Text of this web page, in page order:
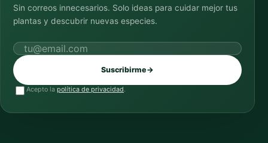
Sin correos innecesarios. Solo ideas para cuidar mejor tus
plantas y descubrir nuevas especies.
Correo electrónico
Suscribirme→
Acepto la política de privacidad.